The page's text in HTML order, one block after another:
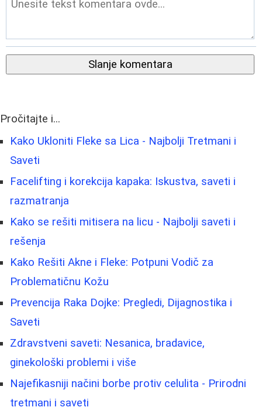
Slanje komentara
Pročitajte i...
Kako Ukloniti Fleke sa Lica - Najbolji Tretmani i
Saveti
Facelifting i korekcija kapaka: Iskustva, saveti i
razmatranja
Kako se rešiti mitisera na licu - Najbolji saveti i
rešenja
Kako Rešiti Akne i Fleke: Potpuni Vodič za
Problematičnu Kožu
Prevencija Raka Dojke: Pregledi, Dijagnostika i
Saveti
Zdravstveni saveti: Nesanica, bradavice,
ginekološki problemi i više
Najefikasniji načini borbe protiv celulita - Prirodni
tretmani i saveti